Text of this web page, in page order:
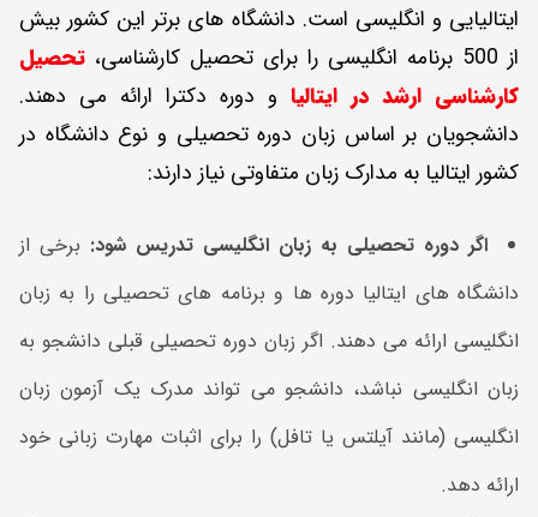
ایتالیایی و انگلیسی است. دانشگاه های برتر این کشور بیش
از 500 برنامه انگلیسی را برای تحصیل کارشناسی،
تحصیل
کارشناسی ارشد در ایتالیا و دوره دکترا ارائه می دهند.
دانشجویان بر اساس زبان دوره تحصیلی و نوع دانشگاه در
کشور ایتالیا به مدارک زبان متفاوتی نیاز دارند:
اگر دوره تحصیلی به زبان انگلیسی تدریس شود: برخی از
دانشگاه های ایتالیا دوره ها و برنامه های تحصیلی را به زبان
انگلیسی ارائه می دهند. اگر زبان دوره تحصیلی قبلی دانشجو به
زبان انگلیسی نباشد، دانشجو می تواند مدرک یک آزمون زبان
انگلیسی (مانند آیلتس یا تافل) را برای اثبات مهارت زبانی خود
ارائه دهد.